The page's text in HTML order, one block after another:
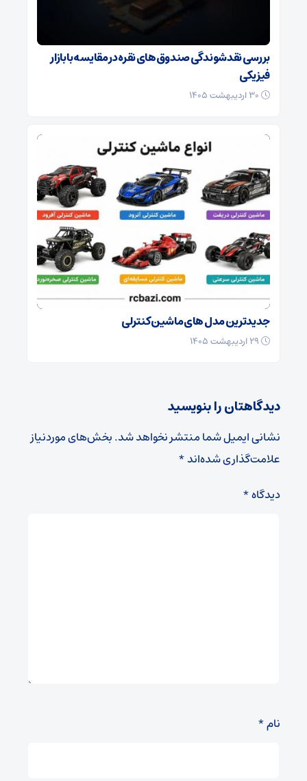
بررسی نقدشوندگی صندوق‌های نقره در مقایسه با بازار
فیزیکی
جدیدترین مدل های ماشین کنترلی
دیدگاهتان را بنویسید
نشانی ایمیل شما منتشر نخواهد شد.بخش‌های موردنیاز
علامت‌گذاری شده‌اند*
دیدگاه*
نام*